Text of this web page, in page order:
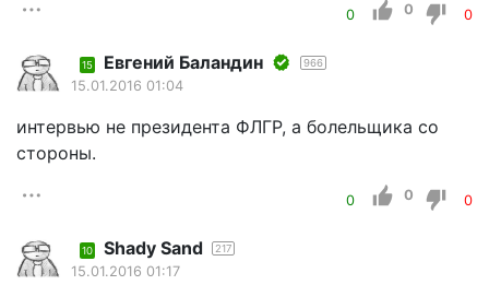
0 0 0
15 Евгений Баландин 966
15.01.2016 01:04
интервью не президента ФЛГР, а болельщика со
стороны.
0 0 0
10 Shady Sand 217
15.01.2016 01:17